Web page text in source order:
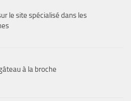
le site spécialisé dans les
à la broche